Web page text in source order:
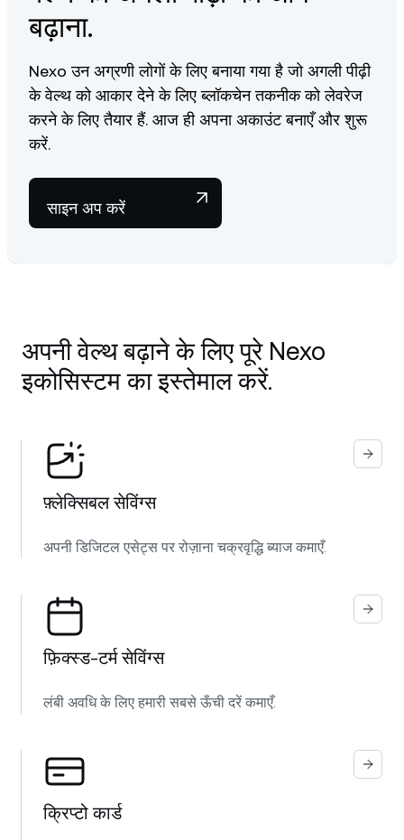
बढ़ाना.
Nexo उन अग्रणी लोगों के लिए बनाया गया है जो अगली पीढ़ी
के वेल्थ को आकार देने के लिए ब्लॉकचेन तकनीक को लेवरेज
करने के लिए तैयार हैं. आज ही अपना अकाउंट बनाएँ और शुरू
करें.
साइन अप करें
अपनी वेल्थ बढ़ाने के लिए पूरे Nexo
इकोसिस्टम का इस्तेमाल करें.
फ़्लेक्सिबल सेविंग्स
अपनी डिजिटल एसेट्स पर रोज़ाना चक्रवृद्धि ब्याज कमाएँ.
फ़िक्स्ड‑टर्म सेविंग्स
लंबी अवधि के लिए हमारी सबसे ऊँची दरें कमाएँ.
क्रिप्टो कार्ड